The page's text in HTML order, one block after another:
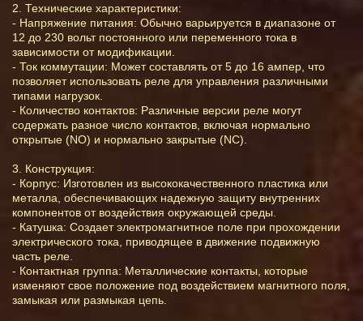
2. Технические характеристики:
- Напряжение питания: Обычно варьируется в диапазоне от
12 до 230 вольт постоянного или переменного тока в
зависимости от модификации.
- Ток коммутации: Может составлять от 5 до 16 ампер, что
позволяет использовать реле для управления различными
типами нагрузок.
- Количество контактов: Различные версии реле могут
содержать разное число контактов, включая нормально
открытые (NO) и нормально закрытые (NC).
3. Конструкция:
- Корпус: Изготовлен из высококачественного пластика или
металла, обеспечивающих надежную защиту внутренних
компонентов от воздействия окружающей среды.
- Катушка: Создает электромагнитное поле при прохождении
электрического тока, приводящее в движение подвижную
часть реле.
- Контактная группа: Металлические контакты, которые
изменяют свое положение под воздействием магнитного поля,
замыкая или размыкая цепь.